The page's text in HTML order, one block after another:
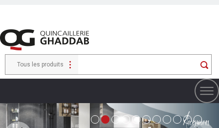
Tous les produits